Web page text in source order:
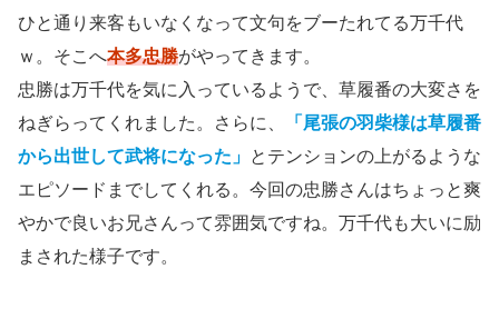
ひと通り来客もいなくなって文句をブーたれてる万千代
ｗ。そこへ本多忠勝がやってきます。
忠勝は万千代を気に入っているようで、草履番の大変さを
ねぎらってくれました。さらに、
「尾張の羽柴様は草履番
から出世して武将になった」 とテンションの上がるような
エピソードまでしてくれる。今回の忠勝さんはちょっと爽
やかで良いお兄さんって雰囲気ですね。万千代も大いに励
まされた様子です。